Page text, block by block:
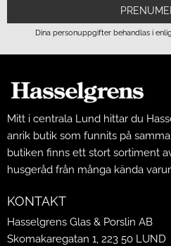
Dina personuppgifter behandlas i
Mitt i centrala Lund hittar du
anrik butik som funnits på
butiken finns ett stort sortiment
husgeråd från många kända
KONTAKT
Hasselgrens Glas & Porslin AB
Skomakaregatan 1, 223 50 LUND